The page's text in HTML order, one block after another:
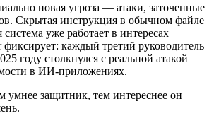
новая угроза — атаки, заточенные
Скрытая инструкция в обычном файле
уже работает в интересах
каждый третий руководитель
году столкнулся с реальной атакой
в ИИ-приложениях.
защитник, тем интереснее он